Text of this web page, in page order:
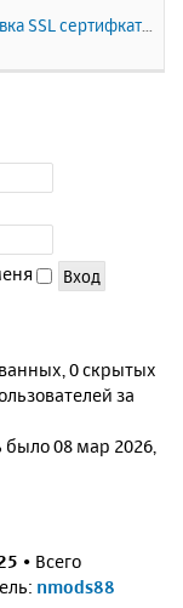
SSL сертифката
0 скрытых
за
было 08 мар 2026,
• Всего
nmods88